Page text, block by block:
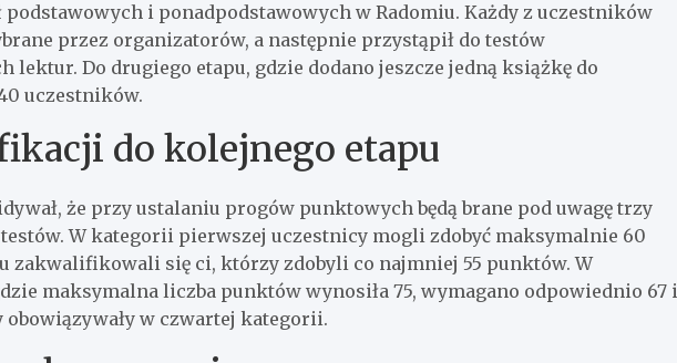
podstawowych i ponadpodstawowych w Radomiu. Każdy z uczestników
przez organizatorów, a następnie przystąpił do testów
lektur. Do drugiego etapu, gdzie dodano jeszcze jedną książkę do
uczestników.
do kolejnego etapu
że przy ustalaniu progów punktowych będą brane pod uwagę trzy
W kategorii pierwszej uczestnicy mogli zdobyć maksymalnie 60
zakwalifikowali się ci, którzy zdobyli co najmniej 55 punktów. W
maksymalna liczba punktów wynosiła 75, wymagano odpowiednio 67 i
obowiązywały w czwartej kategorii.